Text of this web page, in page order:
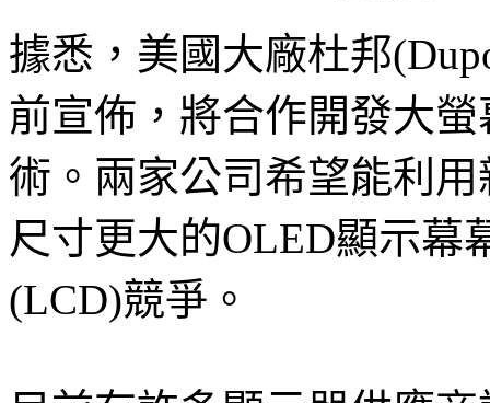
據悉，美國大廠杜邦
前宣佈，將合作開發大
術。兩家公司希望能利
尺寸更大的OLED顯示幕
(LCD)競爭。